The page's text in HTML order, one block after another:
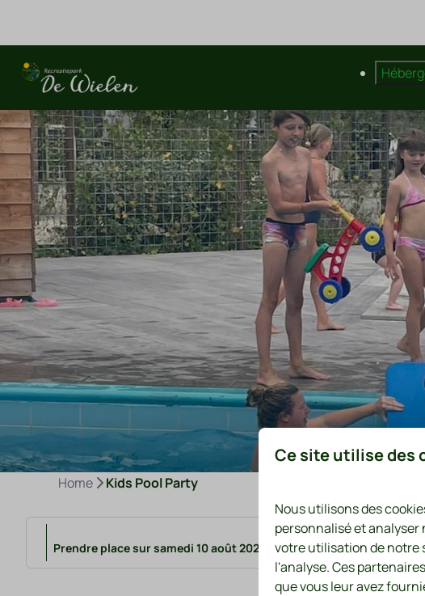
Home Kids Pool Party
Prendre place sur samedi 10 août 2024 de 16:00 à 17:00
Ce site utilise des
Nous utilisons des
personnalisé et
votre utilisation de notre
l'analyse. Ces
que vous leur avez